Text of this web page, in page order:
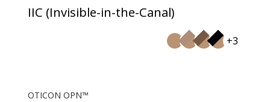
IIC (Invisible-in-the-Canal)
+3
OTICON OPN™